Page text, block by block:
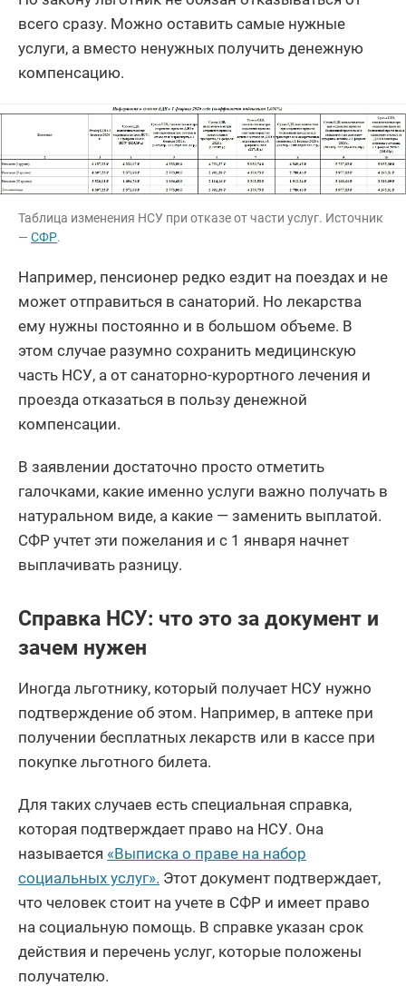
всего сразу. Можно оставить самые нужные
услуги, а вместо ненужных получить денежную
компенсацию.
Таблица изменения НСУ при отказе от части услуг. Источник
— СФР.
Например, пенсионер редко ездит на поездах и не
может отправиться в санаторий. Но лекарства
ему нужны постоянно и в большом объеме. В
этом случае разумно сохранить медицинскую
часть НСУ, а от санаторно-курортного лечения и
проезда отказаться в пользу денежной
компенсации.
В заявлении достаточно просто отметить
галочками, какие именно услуги важно получать в
натуральном виде, а какие — заменить выплатой.
СФР учтет эти пожелания и с 1 января начнет
выплачивать разницу.
Справка НСУ: что это за документ и
зачем нужен
Иногда льготнику, который получает НСУ нужно
подтверждение об этом. Например, в аптеке при
получении бесплатных лекарств или в кассе при
покупке льготного билета.
Для таких случаев есть специальная справка,
которая подтверждает право на НСУ. Она
называется «Выписка о праве на набор
социальных услуг». Этот документ подтверждает,
что человек стоит на учете в СФР и имеет право
на социальную помощь. В справке указан срок
действия и перечень услуг, которые положены
получателю.